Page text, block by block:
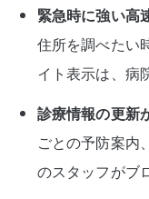
緊急時に強い高
住所を調べたい
イト表示は、病
診療情報の更新
ごとの予防案内
のスタッフがブ